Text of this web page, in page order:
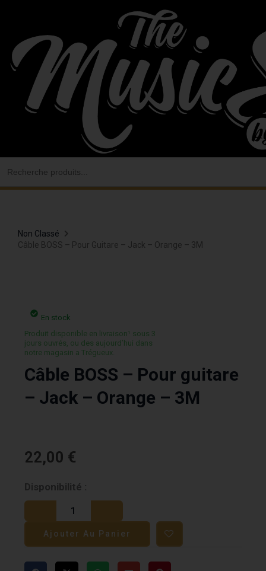
contenu
Non Classé
Câble BOSS – Pour Guitare – Jack – Orange – 3M
En stock
Produit disponible en livraison¹ sous 3
jours ouvrés, ou des aujourd’hui dans
notre magasin a Trégueux.
Câble BOSS – Pour guitare
– Jack – Orange – 3M
22,00 €
Disponibilité :
quantité
de
Câble
BOSS
Ajouter Au Panier